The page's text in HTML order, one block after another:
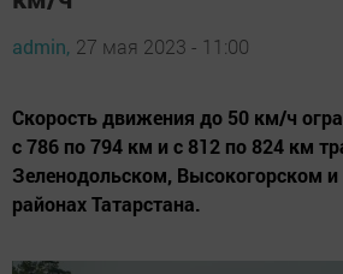
admin, 27 мая 2023 - 11:00
Скорость движения до 50 км/ч
с 786 по 794 км и с 812 по 824 км
Зеленодольском, Высокогорском и
районах Татарстана.